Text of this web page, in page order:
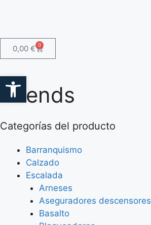
0,00 € 0
Friends
Categorías del producto
Barranquismo
Calzado
Escalada
Arneses
Aseguradores descensores
Basalto
Abrir barra de herramientas